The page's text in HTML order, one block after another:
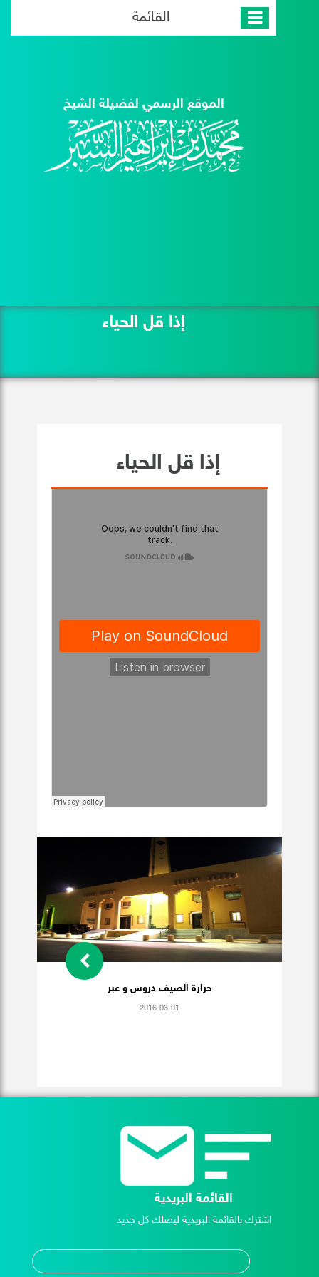
القائمة
الموقع الرسمي لفضيلة الشيخ
إذا قل الحياء
إذا قل الحياء
حرارة الصيف دروس و عبر
2016-03-01
القائمة البريدية
اشترك بالقائمة البريدية ليصلك كل جديد